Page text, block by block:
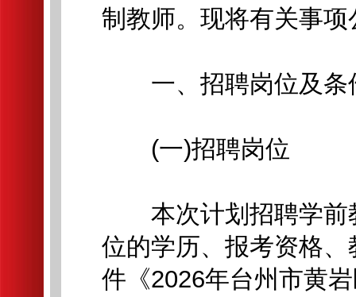
制教师。现将有关事项
一、招聘岗位及条
(一)招聘岗位
本次计划招聘学前
位的学历、报考资格
件《2026年台州市黄